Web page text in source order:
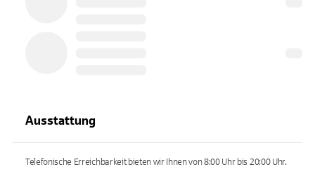
Ausstattung
Telefonische Erreichbarkeit bieten wir Ihnen von 8:00 Uhr bis 20:00 Uhr.